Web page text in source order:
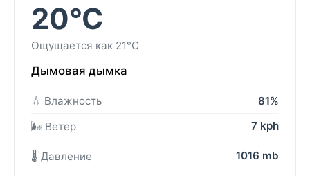
20°C
Ощущается как 21°C
Дымовая дымка
💧 Влажность
81%
🌬️ Ветер
7 kph
🌡️ Давление 1016 mb